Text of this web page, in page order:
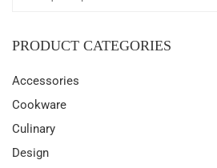
PRODUCT CATEGORIES
Accessories
Cookware
Culinary
Design